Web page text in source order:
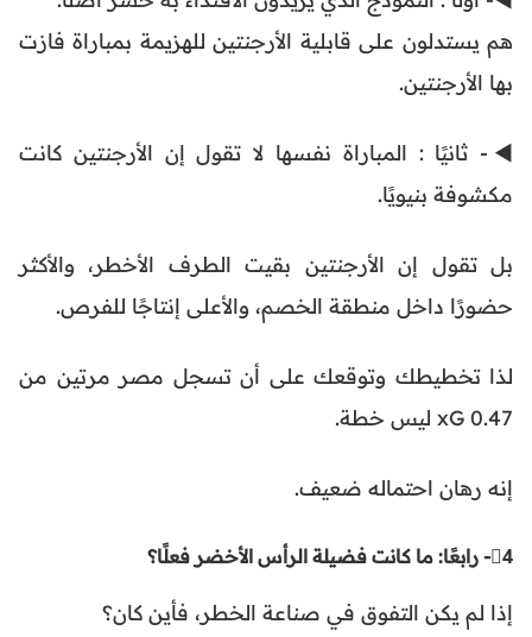
هم يستدلون على قابلية الأرجنتين للهزيمة بمباراة فازت
بها الأرجنتين.
◀️- ثانيًا : المباراة نفسها لا تقول إن الأرجنتين كانت
مكشوفة بنيويًا.
بل تقول إن الأرجنتين بقيت الطرف الأخطر، والأكثر
حضورًا داخل منطقة الخصم، والأعلى إنتاجًا للفرص.
لذا تخطيطك وتوقعك على أن تسجل مصر مرتين من
0.47 xG ليس خطة.
إنه رهان احتماله ضعيف.
4⃣- رابعًا: ما كانت فضيلة الرأس الأخضر فعلًا؟
إذا لم يكن التفوق في صناعة الخطر، فأين كان؟